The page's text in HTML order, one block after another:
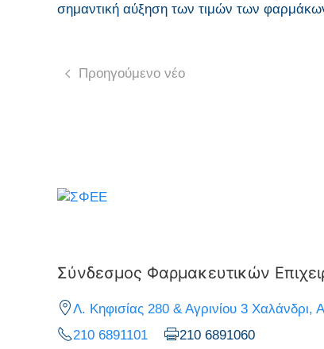
σημαντική αύξηση των τιμών των
Προηγούμενο νέο
Σύνδεσμος Φαρμακευτικών
Λ. Κηφισίας 280 & Αγρινίου 3 Χαλάνδρι,
210 6891101
210 6891060